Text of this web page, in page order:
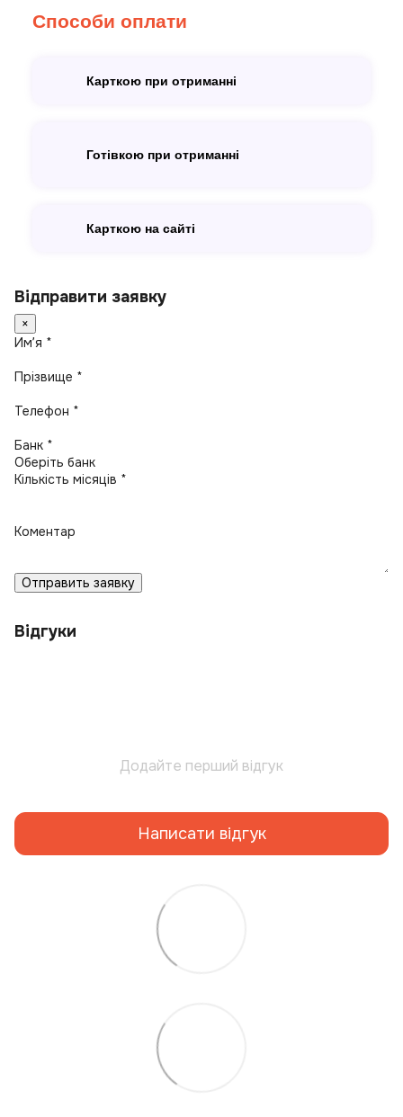
Способи оплати
Карткою при отриманні
Готівкою при отриманні
Карткою на сайті
Відправити заявку
×
Имʼя *
Прізвище *
Телефон *
Банк *
Кількість місяців *
Коментар
Отправить заявку
Відгуки
Додайте перший відгук
Написати відгук